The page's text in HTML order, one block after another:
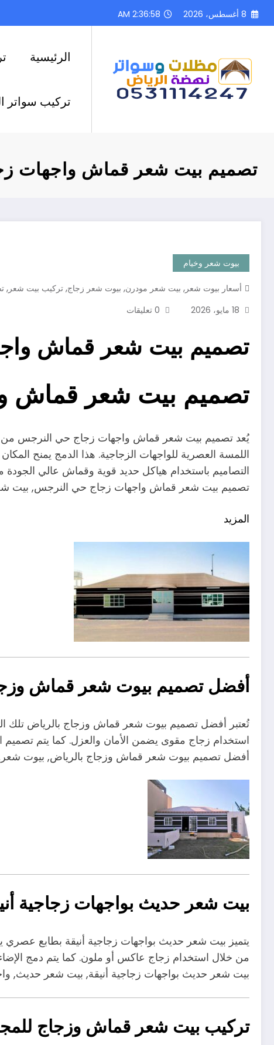
التجاوز
8 أغسطس، 2026 2:36:59 AM
الرئيسية
تركيب سواتر
تصميم بيت شعر قماش واجهات
بيوت شعر وخيام
أسعار بيوت شعر , بيت شعر مودرن, بيوت شعر زجاج, تركيب بيت شعر ,
18 مايو، 2026
0 تعليقات
تصميم بيت شعر قماش
تصميم بيت شعر قماش
يُعد تصميم بيت شعر قماش واجهات زجاج حي النرجس من
اللمسة العصرية للواجهات الزجاجية. هذا الدمج يمنح
التصاميم باستخدام هياكل حديد قوية وقماش عالي الجودة
تصميم بيت شعر قماش واجهات زجاج حي النرجس, بيت
المزيد
أفضل تصميم بيوت شعر قماش
تُعتبر أفضل تصميم بيوت شعر قماش وزجاج بالرياض تلك التي
استخدام زجاج مقوى يضمن الأمان والعزل. كما يتم تصميم
أفضل تصميم بيوت شعر قماش وزجاج بالرياض, بيوت
بيت شعر حديث بواجهات زجاجية
يتميز بيت شعر حديث بواجهات زجاجية أنيقة بطابع عصري
من خلال استخدام زجاج عاكس أو ملون. كما يتم دمج
بيت شعر حديث بواجهات زجاجية أنيقة, بيت شعر
تركيب بيت شعر قماش وزجاج